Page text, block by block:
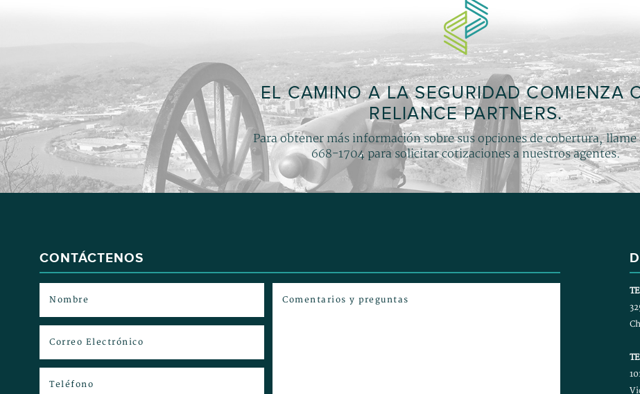
EL CAMINO A LA SEGURIDAD COMIENZA
RELIANCE PARTNERS.
Para obtener más información sobre sus opciones de cobertura,
668-1704 para solicitar cotizaciones a nuestros agentes.
CONTÁCTENOS